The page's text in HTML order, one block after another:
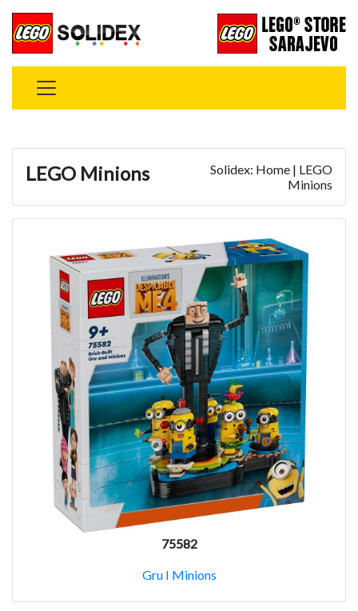
LEGO Minions
Solidex: Home | LEGO
Minions
75582
Gru I Minions